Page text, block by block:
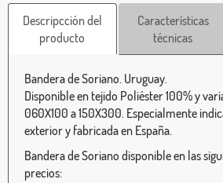
Descripcción del
producto
Características
técnicas
Bandera de Soriano. Uruguay.
Disponible en tejido Poliéster 100% y
060X100 a 150X300. Especialmente
exterior y fabricada en España.
Bandera de Soriano disponible en las
precios: